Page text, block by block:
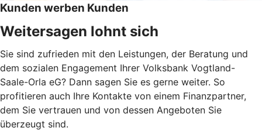
Kunden werben Kunden
Weitersagen lohnt sich
Sie sind zufrieden mit den Leistungen, der Beratung und
dem sozialen Engagement Ihrer Volksbank Vogtland-
Saale-Orla eG? Dann sagen Sie es gerne weiter. So
profitieren auch Ihre Kontakte von einem Finanzpartner,
dem Sie vertrauen und von dessen Angeboten Sie
überzeugt sind.